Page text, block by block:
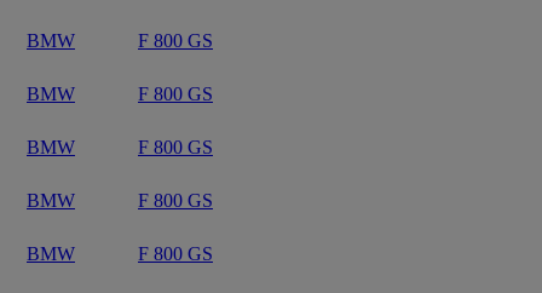
BMW F 800 GS
BMW F 800 GS
BMW F 800 GS
BMW F 800 GS
BMW F 800 GS